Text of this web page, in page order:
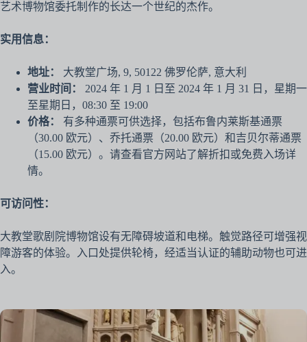
艺术博物馆委托制作的长达一个世纪的杰作。
实用信息：
地址：
大教堂广场, 9, 50122 佛罗伦萨, 意大利
营业时间：
2024 年 1 月 1 日至 2024 年 1 月 31 日，星期一
至星期日，08:30 至 19:00
价格：
有多种通票可供选择，包括布鲁内莱斯基通票
（30.00 欧元）、乔托通票（20.00 欧元）和吉贝尔蒂通票
（15.00 欧元）。请查看官方网站了解折扣或免费入场详
情。
可访问性：
大教堂歌剧院博物馆设有无障碍坡道和电梯。触觉路径可增强视
障游客的体验。入口处提供轮椅，经适当认证的辅助动物也可进
入。